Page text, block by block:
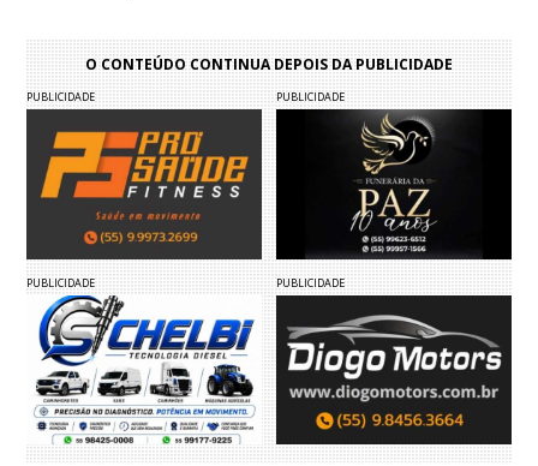
O CONTEÚDO CONTINUA DEPOIS DA PUBLICIDADE
PUBLICIDADE PUBLICIDADE
PUBLICIDADE PUBLICIDADE